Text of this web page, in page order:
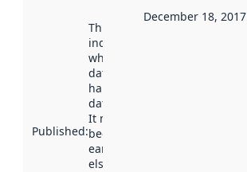
Published:
This date
indicates
when the
dataset was
harvested by
data.norge.no.
It may have
been available
earlier
elsewhere.
December 18, 2017